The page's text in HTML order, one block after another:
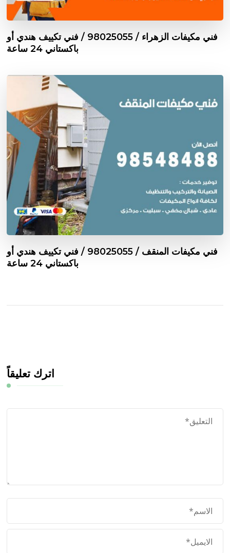
فني مكيفات الزهراء / 98025055 / فني تكييف هندي أو
باكستاني 24 ساعة
فني مكيفات المنقف / 98025055 / فني تكييف هندي أو
باكستاني 24 ساعة
اترك تعليقاً